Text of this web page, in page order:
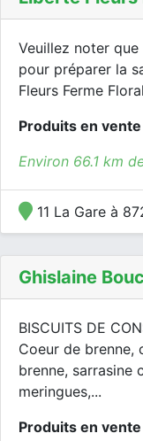
Veuillez noter
pour préparer la
Fleurs Ferme
Produits en vente
Environ 66.1 km
11 La Gare à
Ghislaine
BISCUITS DE
Coeur de brenne,
brenne, sarrasine
meringues,...
Produits en vente